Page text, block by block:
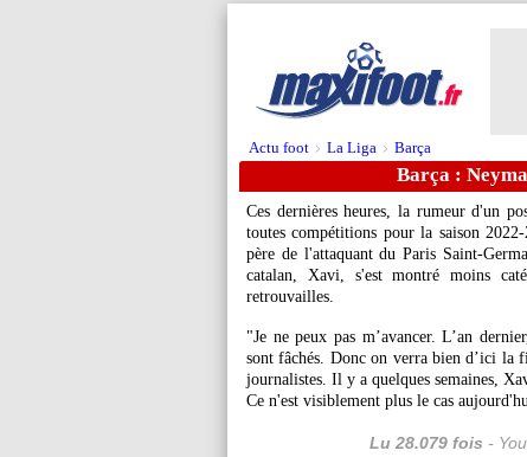
Actu foot > La Liga > Barça
Barça :
Ces dernières heures, la rumeur d'un
toutes compétitions pour la saison
père de l'attaquant du Paris Saint-
catalan, Xavi, s'est montré moins
retrouvailles.
"Je ne peux pas m’avancer. L’an
sont fâchés. Donc on verra bien d’ici la
journalistes. Il y a quelques semaines,
Ce n'est visiblement plus le cas
Lu 28.079 fois -